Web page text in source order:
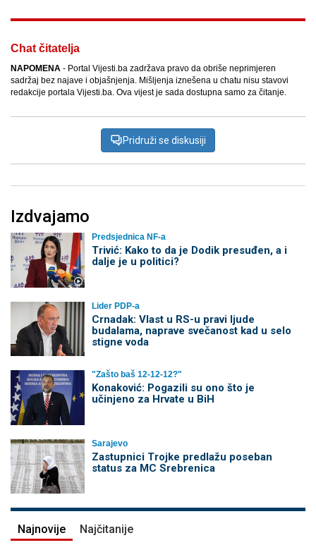
Chat čitatelja
NAPOMENA - Portal Vijesti.ba zadržava pravo da obriše neprimjeren
sadržaj bez najave i objašnjenja. Mišljenja iznešena u chatu nisu stavovi
redakcije portala Vijesti.ba. Ova vijest je sada dostupna samo za čitanje.
Pridruži se diskusiji
Izdvajamo
Predsjednica NF-a
Trivić: Kako to da je Dodik presuđen, a i
dalje je u politici?
Lider PDP-a
Crnadak: Vlast u RS-u pravi ljude
budalama, naprave svečanost kad u selo
stigne voda
"Zašto baš 12-12-12?"
Konaković: Pogazili su ono što je
učinjeno za Hrvate u BiH
Sarajevo
Zastupnici Trojke predlažu poseban
status za MC Srebrenica
Najnovije Najčitanije